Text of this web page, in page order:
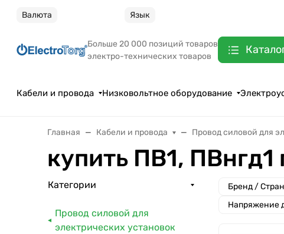
Валюта Язык
Больше 20 000 позиций товаров
электро-технических товаров
Кабели и провода Низковольтное оборудование
Главная Кабели и провода Провод силовой для
купить ПВ1, ПВнгд1
Категории
Провод силовой для
электрических установок
Бренд /
Напряжение